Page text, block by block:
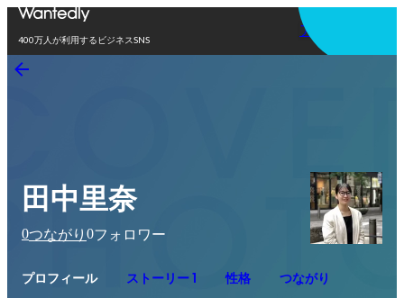
400万人が利用するビジネスSNS
アプリを使う
田中里奈
0つながり 0フォロワー
プロフィール ストーリー 1 性格 つながり